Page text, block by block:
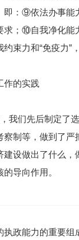
即：⑨依法办事
；⑩自我净化能
束力和“免疫力”
作的实践
我们先后制定了
制等，做到了
设做出了什么
导向作用。
政能力的重要